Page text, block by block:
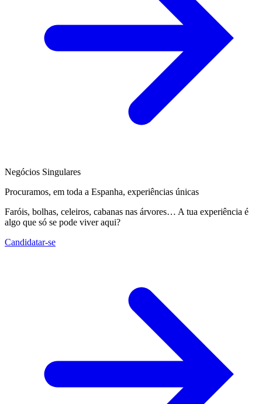
Negócios Singulares
Procuramos, em toda a Espanha, experiências únicas
Faróis, bolhas, celeiros, cabanas nas árvores… A tua experiência é
algo que só se pode viver aqui?
Candidatar-se